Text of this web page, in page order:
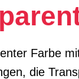
Farbe
die